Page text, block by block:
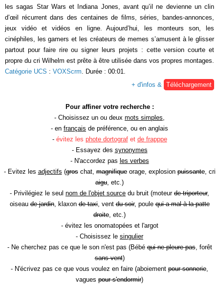
les sagas Star Wars et Indiana Jones, avant qu’il ne devienne un clin
d’œil récurrent dans des centaines de films, séries, bandes-annonces,
jeux vidéo et vidéos en ligne. Aujourd’hui, les monteurs son, les
cinéphiles, les gamers et les créateurs de memes s’amusent à le glisser
partout pour faire rire ou signer leurs projets : cette version courte et
propre du cri Wilhelm est prête à être utilisée dans vos propres montages.
Catégorie UCS : VOXScrm . Durée : 00:01.
+ d'infos &
Téléchargement
Pour affiner votre recherche :
- Choisissez un ou deux mots simples
- en français de préférence, ou en anglais
- évitez les phote dortografet de frapppe
- Essayez des synonymes
- N'accordez pas les verbes
- Evitez les adjectifs (groschat,magnifiqueorage, explosionpuissante, cri
aigu , etc.)
- Privilégiez le seul nom de l'objet source du bruit (moteur de triporteur,
oiseaude jardin, klaxonde taxi, ventdu soir, poulequi a mal à la patte
droite , etc.)
- évitez les onomatopées et l'argot
- Choisissez le singulier
- Ne cherchez pas ce que le son n'est pas (Bébéqui ne pleure pas, forêt
sans vent)
- N'écrivez pas ce que vous voulez en faire (aboiement pour sonnerie
vagues pour s'endormir)